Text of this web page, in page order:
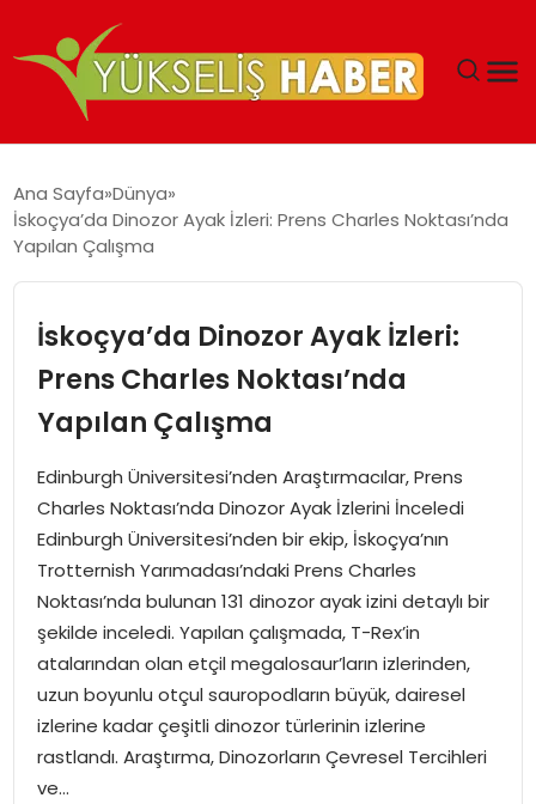
MALIYETLERINI AZALTIYOR’
Ana Sayfa Dünya
İskoçya’da Dinozor Ayak İzleri: Prens Charles Noktası’nda
Yapılan Çalışma
İskoçya’da Dinozor Ayak İzleri:
Prens Charles Noktası’nda
Yapılan Çalışma
Edinburgh Üniversitesi’nden Araştırmacılar, Prens
Charles Noktası’nda Dinozor Ayak İzlerini İnceledi
Edinburgh Üniversitesi’nden bir ekip, İskoçya’nın
Trotternish Yarımadası’ndaki Prens Charles
Noktası’nda bulunan 131 dinozor ayak izini detaylı bir
şekilde inceledi. Yapılan çalışmada, T-Rex’in
atalarından olan etçil megalosaur’ların izlerinden,
uzun boyunlu otçul sauropodların büyük, dairesel
izlerine kadar çeşitli dinozor türlerinin izlerine
rastlandı. Araştırma, Dinozorların Çevresel Tercihleri
ve…